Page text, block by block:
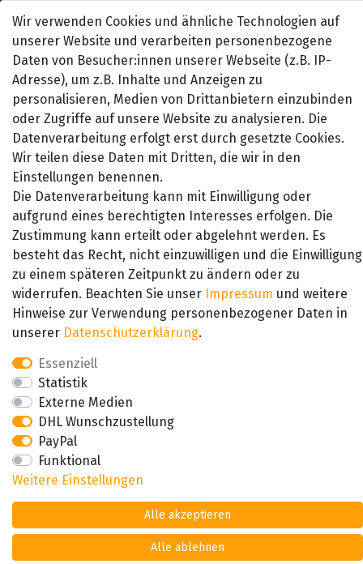
SEHR GUT
4.89 / 5
aus 657 Bewertungen
bei: amazon.de,
amazon.fr, amazon.it
Wir verwenden Cookies und ähnliche Technologien auf
unserer Website und verarbeiten personenbezogene
Daten von Besucher:innen unserer Webseite (z.B. IP-
Adresse), um z.B. Inhalte und Anzeigen zu
personalisieren, Medien von Drittanbietern einzubinden
oder Zugriffe auf unsere Website zu analysieren. Die
Datenverarbeitung erfolgt erst durch gesetzte Cookies.
Wir teilen diese Daten mit Dritten, die wir in den
Einstellungen benennen.
Die Datenverarbeitung kann mit Einwilligung oder
aufgrund eines berechtigten Interesses erfolgen. Die
Zustimmung kann erteilt oder abgelehnt werden. Es
besteht das Recht, nicht einzuwilligen und die Einwilligung
zu einem späteren Zeitpunkt zu ändern oder zu
widerrufen. Beachten Sie unser Impressum und weitere
Hinweise zur Verwendung personenbezogener Daten in
unserer Daten­schutz­erklärung.
Essenziell
Statistik
Externe Medien
DHL Wunschzustellung
PayPal
Funktional
Weitere Einstellungen
Alle akzeptieren
Alle ablehnen
*Alle Preise inkl. der gesetzl. MwSt zzgl. Versand
© Copyright 2026 Alle Rechte vorbehalten. |